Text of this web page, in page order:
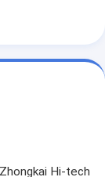
Hi-tech